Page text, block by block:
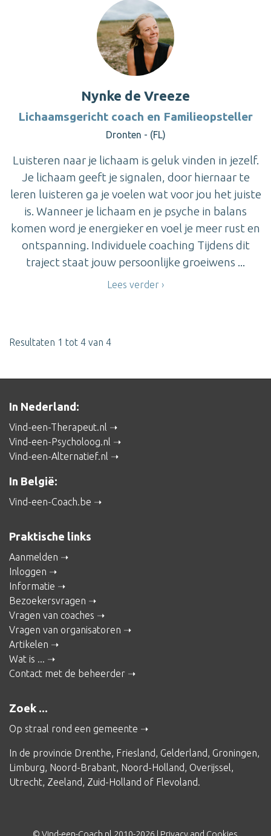
Nynke de Vreeze
Lichaamsgericht coach en Familieopsteller
Dronten - (FL)
Luisteren naar je lichaam is geluk vinden in jezelf.
Je lichaam geeft je signalen, door hiernaar te
leren luisteren ga je voelen wat voor jou het juiste
is. Wanneer je lichaam en je psyche in balans
komen word je energieker en voel je meer rust en
ontspanning. Individuele coaching Tijdens dit
traject staat jouw persoonlijke groeiwens ...
Lees verder
Resultaten 1 tot 4 van 4
In Nederland:
Vind-een-Therapeut.nl
Vind-een-Psycholoog.nl
Vind-een-Alternatief.nl
In België:
Vind-een-Coach.be
Praktische links
Aanmelden
Inloggen
Informatie
Bezoekersvragen
Vragen van coaches
Vragen van organisatoren
Artikelen
Wat is ...
Contact met de beheerder
Zoek ...
Op straal rond een gemeente
In de provincie Drenthe Friesland Gelderland Groningen
Limburg Noord-Brabant Noord-Holland Overijssel
Utrecht Zeeland Zuid-Holland of Flevoland
© Vind-een-Coach.nl 2010-2026 | Privacy and Cookies